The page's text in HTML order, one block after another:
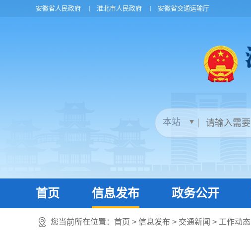
安徽省人民政府 淮北市人民政府 安徽省交通运输厅
首页 信息发布 政务公开
您当前所在位置： 首页 > 信息发布 > 交通新闻 > 工作动态